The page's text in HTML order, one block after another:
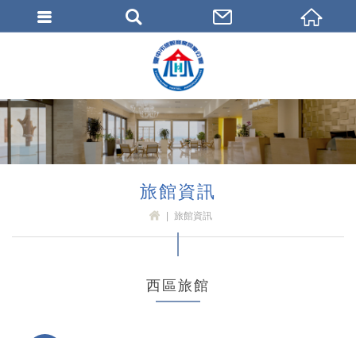
旅館資訊
旅館資訊
西區旅館